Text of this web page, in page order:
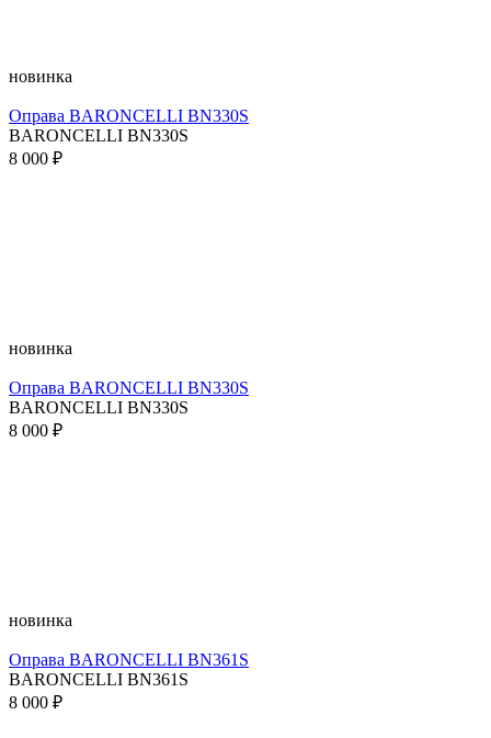
новинка
Оправа BARONCELLI BN330S
BARONCELLI BN330S
8 000 ₽
новинка
Оправа BARONCELLI BN330S
BARONCELLI BN330S
8 000 ₽
новинка
Оправа BARONCELLI BN361S
BARONCELLI BN361S
8 000 ₽